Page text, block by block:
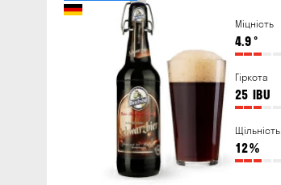
Міцність
4.9°
Гіркота
25 IBU
Щільність
12%